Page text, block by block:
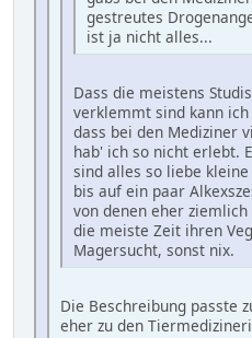
gestreutes
ist ja nicht alles...
Dass die meistens
verklemmt sind kann
dass bei den Mediziner
hab' ich so nicht erlebt.
sind alles so liebe
bis auf ein paar
von denen eher
die meiste Zeit ihren
Magersucht, sonst nix.
Die Beschreibung passte
eher zu den